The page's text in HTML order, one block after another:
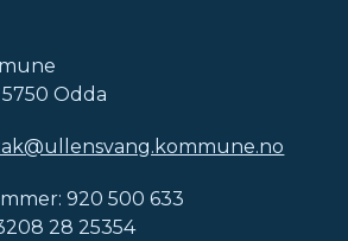
Odda
920 500 633
28 25354